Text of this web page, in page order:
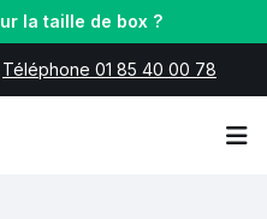
la taille de box ?
Téléphone 01 85 40 00 78